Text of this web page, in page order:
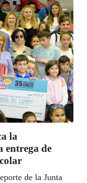
humanitaria y
voluntariado”,
de los
por
la
entrega de
de la Junta